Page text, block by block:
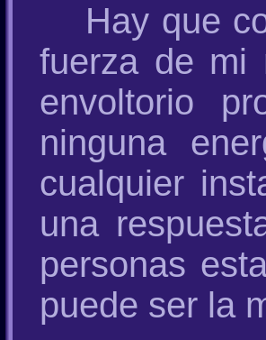
Hay que
fuerza de mi
envoltorio
ninguna
cualquier
una
personas
puede ser la